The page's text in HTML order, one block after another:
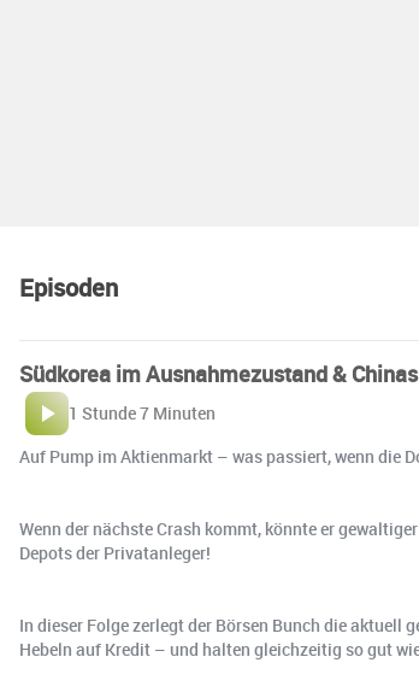
Episoden
Südkorea im Ausnahmezustand &
1 Stunde 7 Minuten
Auf Pump im Aktienmarkt – was passiert, wenn die
Wenn der nächste Crash kommt, könnte er
Depots der Privatanleger!
In dieser Folge zerlegt der Börsen Bunch die
Hebeln auf Kredit – und halten gleichzeitig so gut